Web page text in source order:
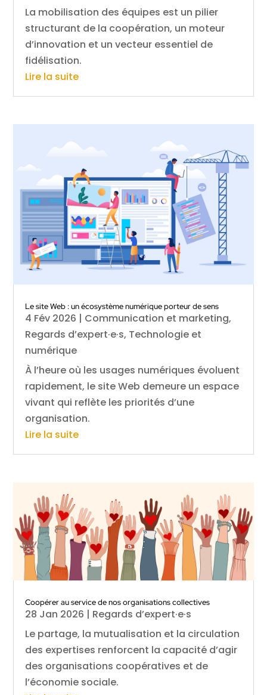
La mobilisation des équipes est un pilier
structurant de la coopération, un moteur
d’innovation et un vecteur essentiel de
fidélisation.
Lire la suite
Le site Web : un écosystème numérique porteur de sens
4 Fév 2026 | Communication et marketing,
Regards d’expert·e·s, Technologie et
numérique
À l’heure où les usages numériques évoluent
rapidement, le site Web demeure un espace
vivant qui reflète les priorités d’une
organisation.
Lire la suite
Coopérer au service de nos organisations collectives
28 Jan 2026 | Regards d’expert·e·s
Le partage, la mutualisation et la circulation
des expertises renforcent la capacité d’agir
des organisations coopératives et de
l’économie sociale.